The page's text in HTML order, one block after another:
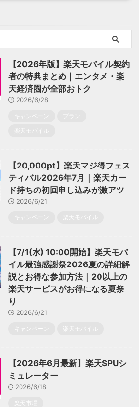
【2026年版】楽天モバイル契約
者の特典まとめ｜エンタメ・楽
天経済圏が全部おトク
2026/6/28
キャンペーン
プラン
楽天モバイル
【20,000pt】楽天マジ得フェス
ティバル2026年7月｜楽天カー
ド持ちの初回申し込みが激アツ
2026/6/21
キャンペーン 楽天モバイル
【7/1(水) 10:00開始】楽天モバ
イル最強感謝祭2026夏の詳細解
説とお得な参加方法｜20以上の
楽天サービスがお得になる夏祭
り
2026/6/21
キャンペーン 楽天モバイル
【2026年6月最新】楽天SPUシ
ミュレーター
2026/6/18
楽天市場